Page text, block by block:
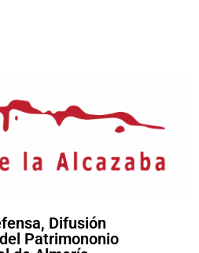
Difusión
Patrimononio